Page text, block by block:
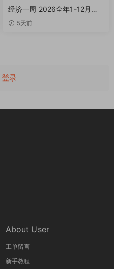
经济一周 2026全年1-12月共5
0期 PDF
5天前
登录
About User
工单留言
新手教程